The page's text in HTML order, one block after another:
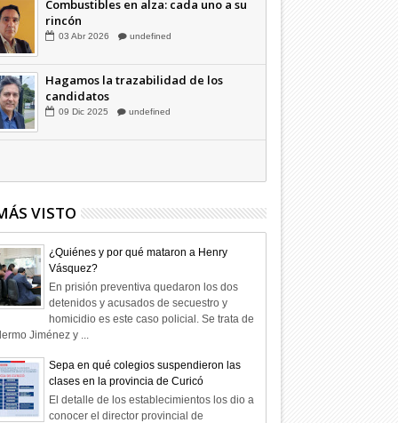
rincón
03Abr 2026 undefined
candidatos
VISTO
¿Quiénes y por qué mataron a Henry
Vásquez?
En prisión preventiva quedaron los dos
detenidos y acusados de secuestro y
homicidio es este caso policial. Se trata de
Jiménez y ...
Sepa en qué colegios suspendieron las
clases en la provincia de Curicó
El detalle de los establecimientos los dio a
conocer el director provincial de